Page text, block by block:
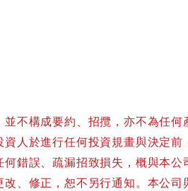
不構成要約、招攬，亦不為任
人於進行任何投資規畫與決定
錯誤、疏漏招致損失，概與本
、修正，恕不另行通知。本公